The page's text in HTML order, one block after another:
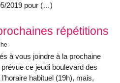
2019 pour (…)
répétitions
à vous joindre à la prochaine
ce jeudi boulevard des
habituel (19h), mais,